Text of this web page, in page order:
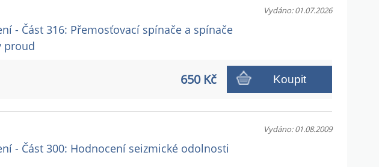
- Část 316: Přemosťovací spínače a spínače
proud
Vydáno: 01.07.2026
650 Kč Koupit
- Část 300: Hodnocení seizmické odolnosti
Vydáno: 01.08.2009